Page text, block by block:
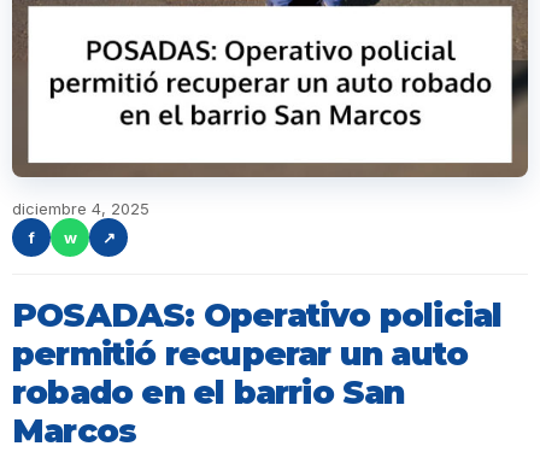
diciembre 4, 2025
f
w ↗
POSADAS: Operativo policial
permitió recuperar un auto
robado en el barrio San
Marcos